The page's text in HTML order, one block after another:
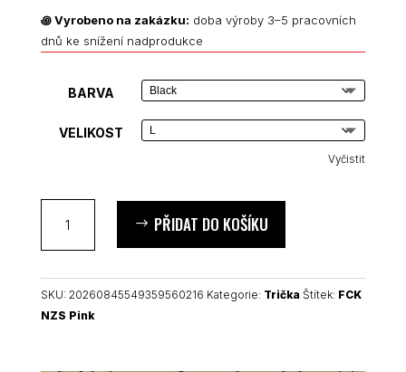
꩜Vyrobeno na zakázku: doba výroby 3–5 pracovních
dnů ke snížení nadprodukce
BARVA
VELIKOST
Vyčistit
Pink
tričko
množství
PŘIDAT DO KOŠÍKU
SKU: 20260845549359560216 Kategorie: Trička Štítek: FCK
NZS Pink